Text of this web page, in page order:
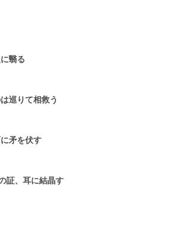
翳る
巡りて相救う
矛を伏す
証、耳に結晶す